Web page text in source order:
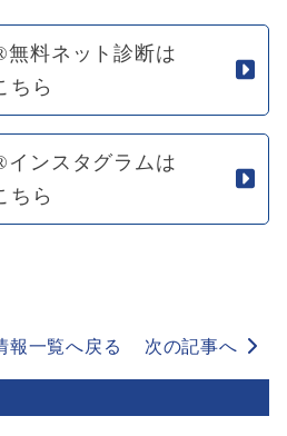
無料ネット診断は
ちら
インスタグラムは
ちら
報一覧へ戻る 次の記事へ